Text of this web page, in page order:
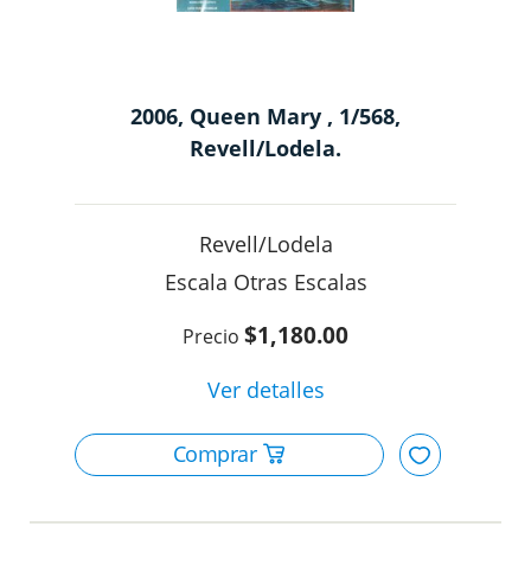
2006, Queen Mary , 1/568,
Revell/Lodela.
Revell/Lodela
Otras Escalas
$1,180.00